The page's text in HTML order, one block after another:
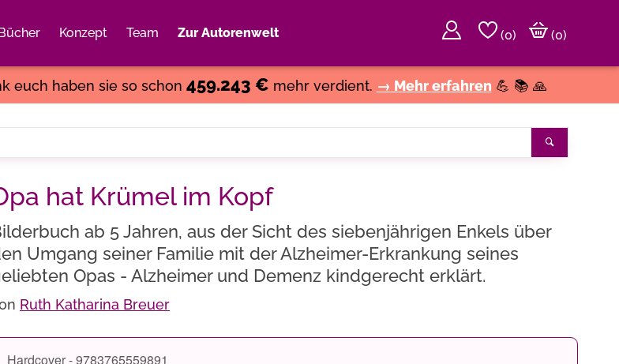
Konzept Team Zur Autorenwelt (0)
(0)
euch haben sie so schon 459.243 € mehr verdient. → Mehr erfahren 💪 📚 🙏
hat Krümel im Kopf
ab 5 Jahren, aus der Sicht des siebenjährigen Enkels über
Umgang seiner Familie mit der Alzheimer-Erkrankung seines
Opas - Alzheimer und Demenz kindgerecht erklärt.
Ruth Katharina Breuer
Hardcover - 9783765559891